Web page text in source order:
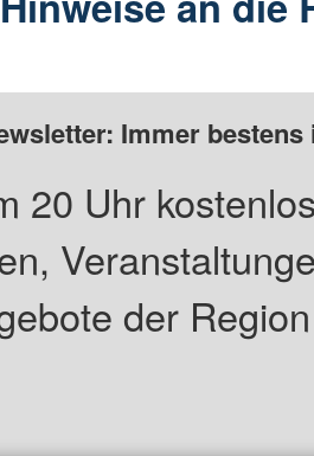
Immer
20 Uhr
der